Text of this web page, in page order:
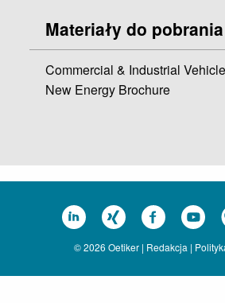
Materiały do pobrania
Commercial & Industrial
New Energy Brochure
© 2026 Oetiker | Redakcja |